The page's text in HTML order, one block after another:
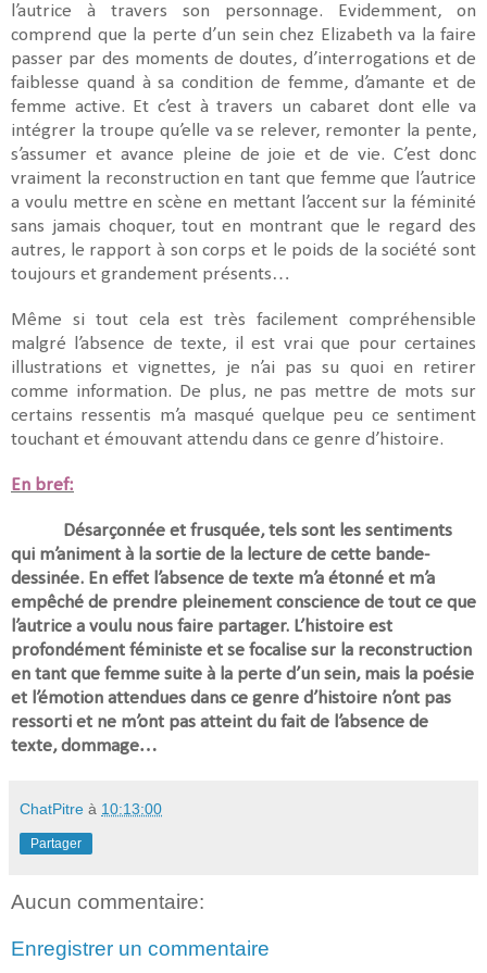
l’autrice à travers son personnage. Evidemment, on
comprend que la perte d’un sein chez Elizabeth va la faire
passer par des moments de doutes, d’interrogations et de
faiblesse quand à sa condition de femme, d’amante et de
femme active. Et c’est à travers un cabaret dont elle va
intégrer la troupe qu’elle va se relever, remonter la pente,
s’assumer et avance pleine de joie et de vie. C’est donc
vraiment la reconstruction en tant que femme que l’autrice
a voulu mettre en scène en mettant l’accent sur la féminité
sans jamais choquer, tout en montrant que le regard des
autres, le rapport à son corps et le poids de la société sont
toujours et grandement présents…
Même si tout cela est très facilement compréhensible
malgré l’absence de texte, il est vrai que pour certaines
illustrations et vignettes, je n’ai pas su quoi en retirer
comme information. De plus, ne pas mettre de mots sur
certains ressentis m’a masqué quelque peu ce sentiment
touchant et émouvant attendu dans ce genre d’histoire.
En bref:
Désarçonnée et frusquée, tels sont les sentiments
qui m’animent à la sortie de la lecture de cette bande-
dessinée. En effet l’absence de texte m’a étonné et m’a
empêché de prendre pleinement conscience de tout ce que
l’autrice a voulu nous faire partager. L’histoire est
profondément féministe et se focalise sur la reconstruction
en tant que femme suite à la perte d’un sein, mais la poésie
et l’émotion attendues dans ce genre d’histoire n’ont pas
ressorti et ne m’ont pas atteint du fait de l’absence de
texte, dommage…
ChatPitre à 10:13:00
Partager
Aucun commentaire:
Enregistrer un commentaire